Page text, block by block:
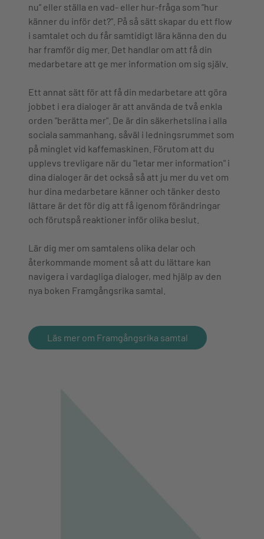
nu” eller ställa en vad- eller hur-fråga som ”hur
känner du inför det?”. På så sätt skapar du ett flow
i samtalet och du får samtidigt lära känna den du
har framför dig mer. Det handlar om att få din
medarbetare att ge mer information om sig själv.
Ett annat sätt för att få din medarbetare att göra
jobbet i era dialoger är att använda de två enkla
orden "berätta mer". De är din säkerhetslina i alla
sociala sammanhang, såväl i ledningsrummet som
på minglet vid kaffemaskinen. Förutom att du
upplevs trevligare när du "letar mer information" i
dina dialoger är det också så att ju mer du vet om
hur dina medarbetare känner och tänker desto
lättare är det för dig att få igenom förändringar
och förutspå reaktioner inför olika beslut.
Lär dig mer om samtalens olika delar och
återkommande moment så att du lättare kan
navigera i vardagliga dialoger, med hjälp av den
nya boken Framgångsrika samtal.
Läs mer om Framgångsrika samtal